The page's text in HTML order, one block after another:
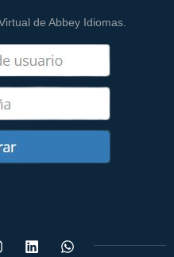
de Abbey Idiomas.